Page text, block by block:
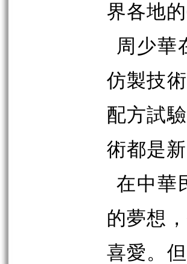
界各地
周少華
仿製技
配方試
術都是
在中華
的夢想
喜愛。